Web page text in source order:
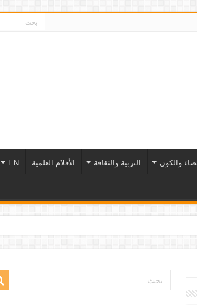
والكون التربية والثقافة الأفلام العلمية EN